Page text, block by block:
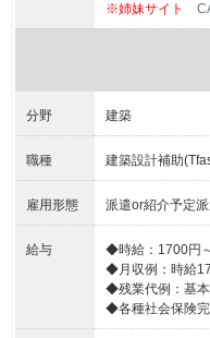
※姉妹サイト
分野 建築
職種 建築設計補助
雇用形態 派遣or紹介予定
給与
◆時給：1700円
◆月収例：時給
◆残業代例：基
◆各種社会保険